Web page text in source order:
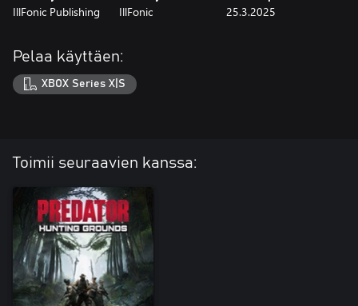
IllFonic Publishing IllFonic 25.3.2025
Pelaa käyttäen:
XBOX Series X|S
Toimii seuraavien kanssa: